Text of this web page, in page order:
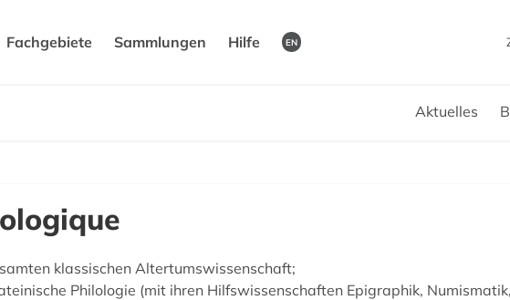
Fachgebiete Sammlungen Hilfe EN
Aktuelles
klassischen Altertumswissenschaft;
Philologie (mit ihren Hilfswissenschaften Epigraphik,